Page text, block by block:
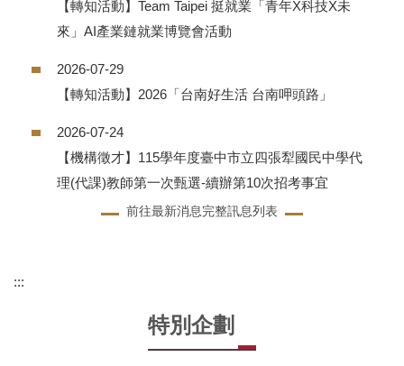
【轉知活動】Team Taipei 挺就業「青年X科技X未
來」AI產業鏈就業博覽會活動
2026-07-29
【轉知活動】2026「台南好生活 台南呷頭路」
2026-07-24
【機構徵才】115學年度臺中市立四張犁國民中學代
理(代課)教師第一次甄選-續辦第10次招考事宜
前往最新消息完整訊息列表
:::
特別企劃